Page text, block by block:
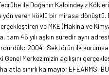
ile Doğanın Kalbindeyiz
yön veren köklü bir mirasa
ve MKE (Makina ve
tam 45 yılı aşkın süredir aynı
2004: Sektörün ilk
Genel Merkezimizin açılışını
sınırlı kalmayıp; EFEARMS,